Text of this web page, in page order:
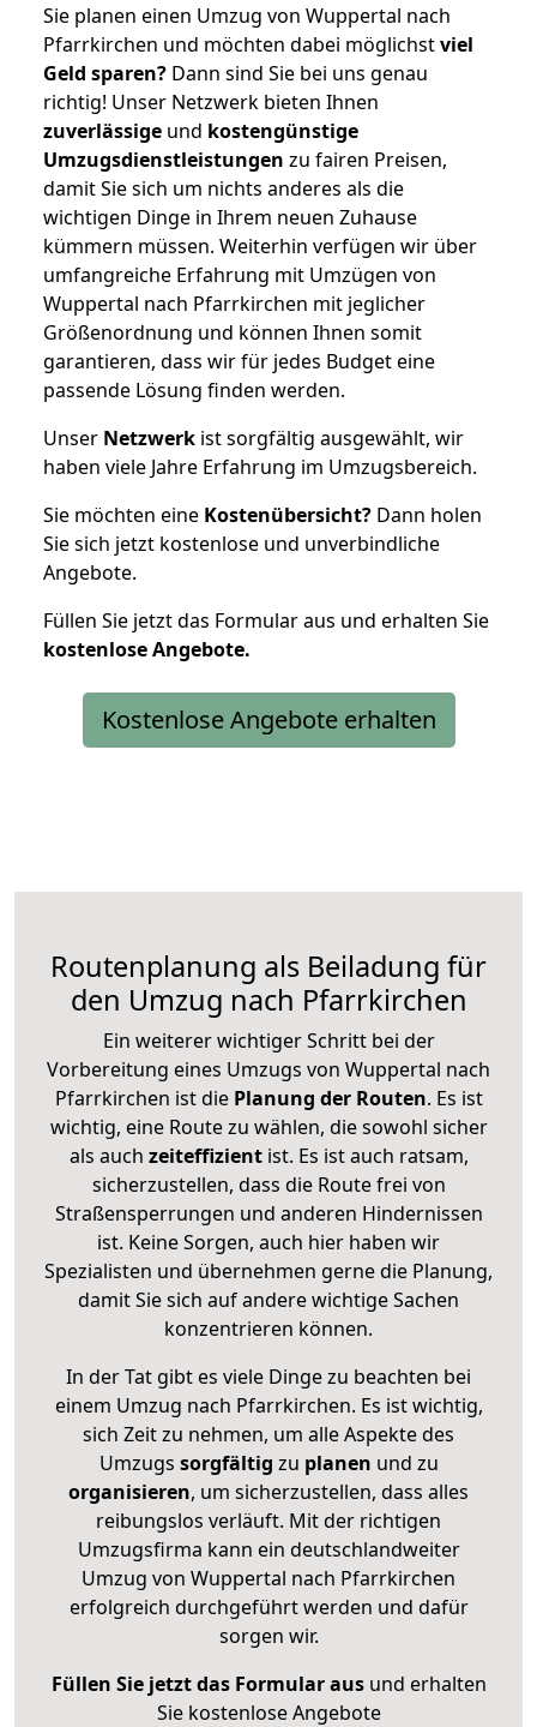
Sie planen einen Umzug von Wuppertal nach
Pfarrkirchen und möchten dabei möglichstviel
Geld sparen? Dann sind Sie bei uns genau
richtig! Unser Netzwerk bieten Ihnen
zuverlässige und kostengünstige
Umzugsdienstleistungen zu fairen Preisen,
damit Sie sich um nichts anderes als die
wichtigen Dinge in Ihrem neuen Zuhause
kümmern müssen. Weiterhin verfügen wir über
umfangreiche Erfahrung mit Umzügen von
Wuppertal nach Pfarrkirchen mit jeglicher
Größenordnung und können Ihnen somit
garantieren, dass wir für jedes Budget eine
passende Lösung finden werden.
Unser Netzwerk ist sorgfältig ausgewählt, wir
haben viele Jahre Erfahrung im Umzugsbereich.
Sie möchten eine Kostenübersicht? Dann holen
Sie sich jetzt kostenlose und unverbindliche
Angebote.
Füllen Sie jetzt das Formular aus und erhalten Sie
kostenloseAngebote.
Kostenlose Angebote erhalten
Routenplanung als Beiladung für
den Umzug nach Pfarrkirchen
Ein weiterer wichtiger Schritt bei der
Vorbereitung eines Umzugs von Wuppertal nach
Pfarrkirchen ist diePlanung der Routen. Es ist
wichtig, eine Route zu wählen, die sowohl sicher
als auch zeiteffizientist. Es ist auch ratsam,
sicherzustellen, dass die Route frei von
Straßensperrungen und anderen Hindernissen
ist. Keine Sorgen, auch hier haben wir
Spezialisten und übernehmen gerne die Planung,
damit Sie sich auf andere wichtige Sachen
konzentrieren können.
In der Tat gibt es viele Dinge zu beachten bei
einem Umzug nach Pfarrkirchen. Es ist wichtig,
sich Zeit zu nehmen, um alle Aspekte des
Umzugs sorgfältig zu planen und zu
organisieren, um sicherzustellen, dass alles
reibungslos verläuft. Mit der richtigen
Umzugsfirma kann ein deutschlandweiter
Umzug von Wuppertal nach Pfarrkirchen
erfolgreich durchgeführt werden und dafür
sorgen wir.
Füllen Sie jetzt das Formular ausund erhalten
Sie kostenlose Angebote